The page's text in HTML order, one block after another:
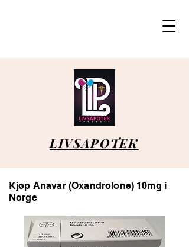
LIVSAPOTEK
Kjøp Anavar (Oxandrolone) 10mg i
Norge